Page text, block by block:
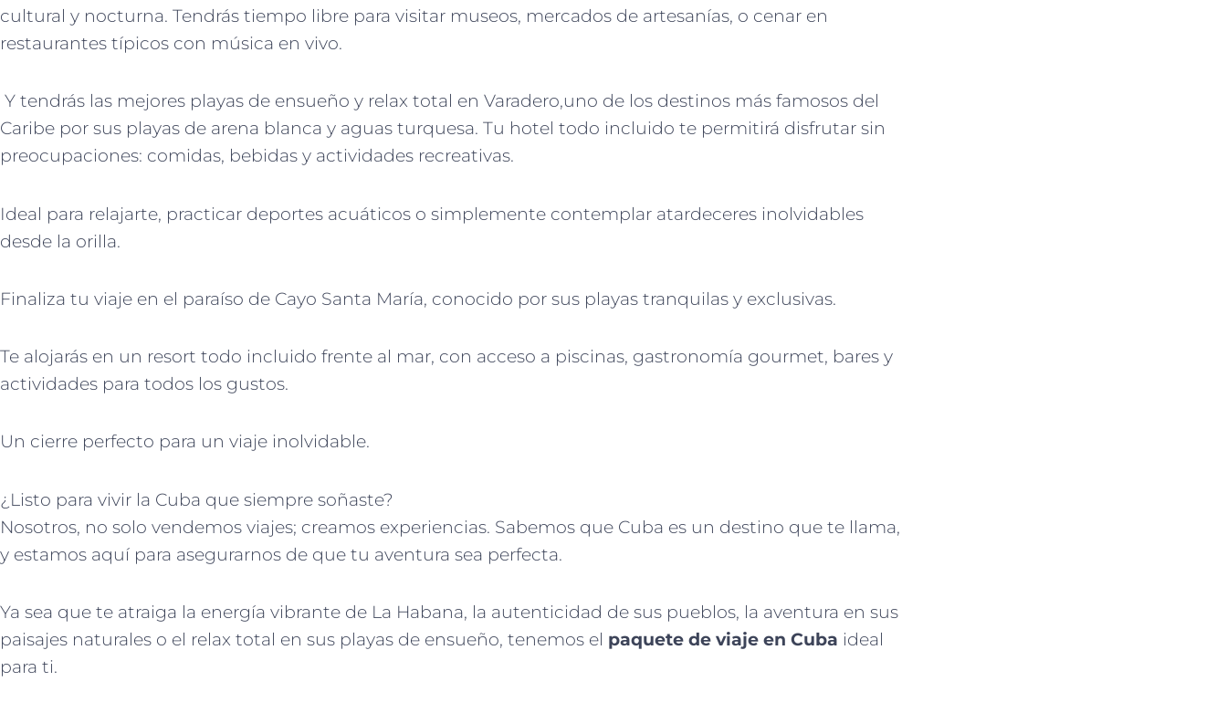
cultural y nocturna. Tendrás tiempo libre para visitar museos, mercados de artesanías, o cenar en
restaurantes típicos con música en vivo.
Y tendrás las mejores playas de ensueño y relax total en Varadero,uno de los destinos más famosos del
Caribe por sus playas de arena blanca y aguas turquesa. Tu hotel todo incluido te permitirá disfrutar sin
preocupaciones: comidas, bebidas y actividades recreativas.
Ideal para relajarte, practicar deportes acuáticos o simplemente contemplar atardeceres inolvidables
desde la orilla.
Finaliza tu viaje en el paraíso de Cayo Santa María, conocido por sus playas tranquilas y exclusivas.
Te alojarás en un resort todo incluido frente al mar, con acceso a piscinas, gastronomía gourmet, bares y
actividades para todos los gustos.
Un cierre perfecto para un viaje inolvidable.
¿Listo para vivir la Cuba que siempre soñaste?
Nosotros, no solo vendemos viajes; creamos experiencias. Sabemos que Cuba es un destino que te llama,
y estamos aquí para asegurarnos de que tu aventura sea perfecta.
Ya sea que te atraiga la energía vibrante de La Habana, la autenticidad de sus pueblos, la aventura en sus
paisajes naturales o el relax total en sus playas de ensueño, tenemos el paquete de viaje en Cuba ideal
para ti.